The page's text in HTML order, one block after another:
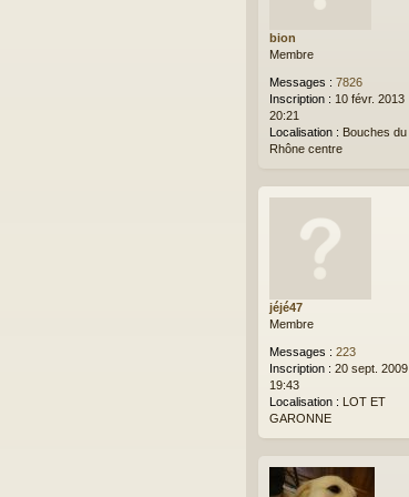
bion
Membre
Messages : 7826
Inscription : 10 févr. 2013
20:21
Localisation : Bouches du
Rhône centre
jéjé47
Membre
Messages : 223
Inscription : 20 sept. 2009
19:43
Localisation : LOT ET
GARONNE